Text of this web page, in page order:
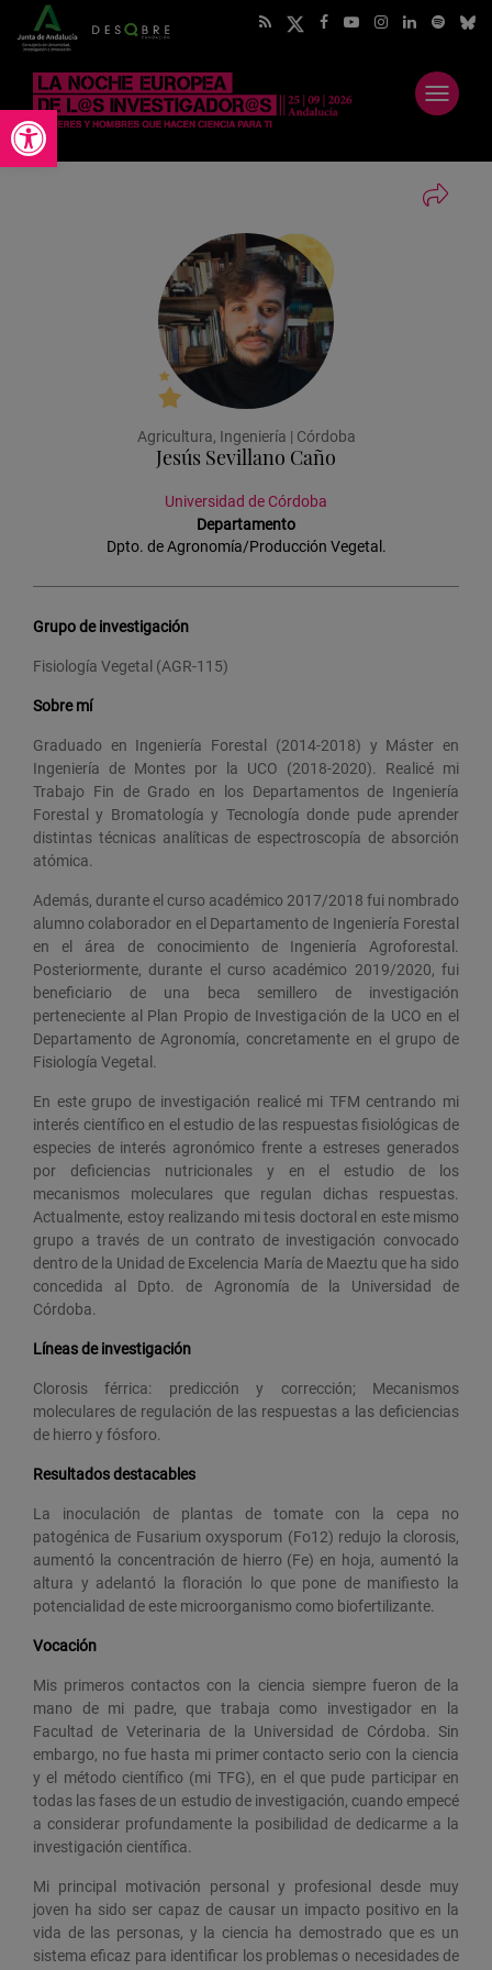
Abrir barra de herramientas
Abrir
menú
Agricultura, Ingeniería | Córdoba
Jesús Sevillano Caño
Universidad de Córdoba
Departamento
Dpto. de Agronomía/Producción Vegetal.
Grupo de investigación
Fisiología Vegetal (AGR-115)
Sobre mí
Graduado en Ingeniería Forestal (2014-2018) y Máster en
Ingeniería de Montes por la UCO (2018-2020). Realicé mi
Trabajo Fin de Grado en los Departamentos de Ingeniería
Forestal y Bromatología y Tecnología donde pude aprender
distintas técnicas analíticas de espectroscopía de absorción
atómica.
Además, durante el curso académico 2017/2018 fui nombrado
alumno colaborador en el Departamento de Ingeniería Forestal
en el área de conocimiento de Ingeniería Agroforestal.
Posteriormente, durante el curso académico 2019/2020, fui
beneficiario de una beca semillero de investigación
perteneciente al Plan Propio de Investigación de la UCO en el
Departamento de Agronomía, concretamente en el grupo de
Fisiología Vegetal.
En este grupo de investigación realicé mi TFM centrando mi
interés científico en el estudio de las respuestas fisiológicas de
especies de interés agronómico frente a estreses generados
por deficiencias nutricionales y en el estudio de los
mecanismos moleculares que regulan dichas respuestas.
Actualmente, estoy realizando mi tesis doctoral en este mismo
grupo a través de un contrato de investigación convocado
dentro de la Unidad de Excelencia María de Maeztu que ha sido
concedida al Dpto. de Agronomía de la Universidad de
Córdoba.
Líneas de investigación
Clorosis férrica: predicción y corrección; Mecanismos
moleculares de regulación de las respuestas a las deficiencias
de hierro y fósforo.
Resultados destacables
La inoculación de plantas de tomate con la cepa no
patogénica de Fusarium oxysporum (Fo12) redujo la clorosis,
aumentó la concentración de hierro (Fe) en hoja, aumentó la
altura y adelantó la floración lo que pone de manifiesto la
potencialidad de este microorganismo como biofertilizante.
Vocación
Mis primeros contactos con la ciencia siempre fueron de la
mano de mi padre, que trabaja como investigador en la
Facultad de Veterinaria de la Universidad de Córdoba. Sin
embargo, no fue hasta mi primer contacto serio con la ciencia
y el método científico (mi TFG), en el que pude participar en
todas las fases de un estudio de investigación, cuando empecé
a considerar profundamente la posibilidad de dedicarme a la
investigación científica.
Mi principal motivación personal y profesional desde muy
joven ha sido ser capaz de causar un impacto positivo en la
vida de las personas, y la ciencia ha demostrado que es un
sistema eficaz para identificar los problemas o necesidades de